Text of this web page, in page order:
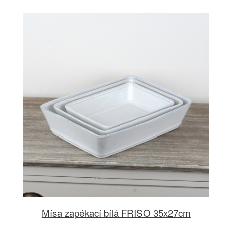
Mísa zapékací bílá FRISO 35x27cm